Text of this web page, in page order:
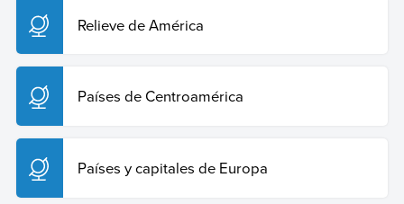
Relieve de América
Países de Centroamérica
Países y capitales de Europa